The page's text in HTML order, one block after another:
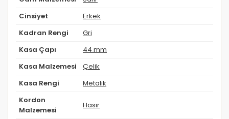
Cinsiyet Erkek
Kadran Rengi Gri
Kasa Çapı 44 mm
Kasa Malzemesi Çelik
Kasa Rengi Metalik
Kordon
Malzemesi
Hasır